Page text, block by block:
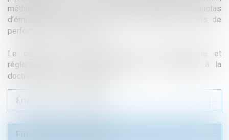
méthanisation) et de l’efficacité énergétique (quotas
d’émission, certificats d’économie d’énergie, contrats de
performance énergétique).
Le cabinet assure également une veille juridique et
réglementaire en matière d’énergie et contribue à la
doctrine en droit de l’énergie.
Énergies renouvelables
Financement de projets